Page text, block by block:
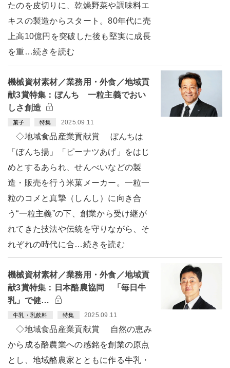
たのを皮切りに、乾燥野菜や調味料エ
キスの製造からスタート。80年代に売
上高10億円を突破した後も堅実に成長
を重…続きを読む
機械資材素材／業務用・外食／地域貢
献3賞特集：ぼんち 一粒主義でおい
しさ創造
菓子 特集 2025.09.11
◇地域食品産業貢献賞 ぼんちは
「ぼんち揚」「ピーナツあげ」をはじ
めとするあられ、せんべいなどの製
造・販売を行う米菓メーカー。一粒一
粒のコメと真摯（しんし）に向き合
う“一粒主義”の下、創業から受け継が
れてきた技法や伝統を守りながら、そ
れぞれの時代に合…続きを読む
機械資材素材／業務用・外食／地域貢
献3賞特集：日本酪農協同 「毎日牛
乳」で健…
牛乳・乳飲料 特集 2025.09.11
◇地域食品産業貢献賞 自然の恵み
から成る酪農業への感銘を創業の原点
とし、地域酪農家とともに作る牛乳・